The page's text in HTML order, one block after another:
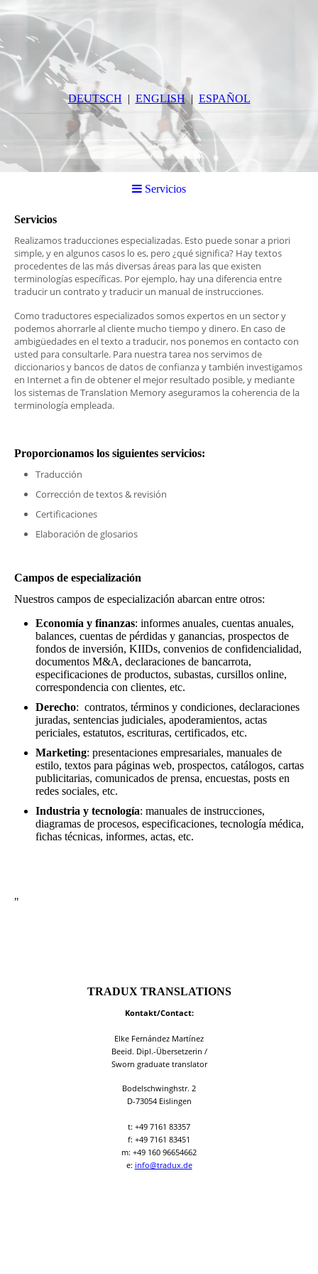
DEUTSCH ENGLISH ESPAÑOL
Servicios
Servicios
Realizamos traducciones especializadas. Esto puede sonar a priori
simple, y en algunos casos lo es, pero ¿qué significa? Hay textos
procedentes de las más diversas áreas para las que existen
terminologías específicas. Por ejemplo, hay una diferencia entre
traducir un contrato y traducir un manual de instrucciones.
Como traductores especializados somos expertos en un sector y
podemos ahorrarle al cliente mucho tiempo y dinero. En caso de
ambigüedades en el texto a traducir, nos ponemos en contacto con
usted para consultarle. Para nuestra tarea nos servimos de
diccionarios y bancos de datos de confianza y también investigamos
en Internet a fin de obtener el mejor resultado posible, y mediante
los sistemas de Translation Memory aseguramos la coherencia de la
terminología empleada.
Proporcionamos los siguientes servicios:
Traducción
Corrección de textos & revisión
Certificaciones
Elaboración de glosarios
Campos de especialización
Nuestros campos de especialización abarcan entre otros:
Economía y finanzas: informes anuales, cuentas anuales,
balances, cuentas de pérdidas y ganancias, prospectos de
fondos de inversión, KIIDs, convenios de confidencialidad,
documentos M&A, declaraciones de bancarrota,
especificaciones de productos, subastas, cursillos online,
correspondencia con clientes, etc.
Derecho: contratos, términos y condiciones, declaraciones
juradas, sentencias judiciales, apoderamientos, actas
periciales, estatutos, escrituras, certificados, etc.
Marketing: presentaciones empresariales, manuales de
estilo, textos para páginas web, prospectos, catálogos, cartas
publicitarias, comunicados de prensa, encuestas, posts en
redes sociales, etc.
Industria y tecnología: manuales de instrucciones,
diagramas de procesos, especificaciones, tecnología médica,
fichas técnicas, informes, actas, etc.
"
TRADUX TRANSLATIONS
Kontakt/Contact:
Elke Fernández Martínez
Beeid. Dipl.-Übersetzerin /
Sworn graduate translator
Bodelschwinghstr. 2
D-73054 Eislingen
t: +49 7161 83357
f: +49 7161 83451
m: +49 160 96654662
e: info@tradux.de